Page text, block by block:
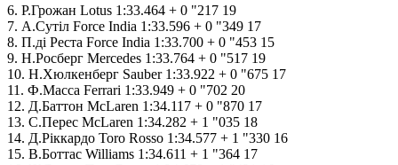
6. Р.Грожан Lotus 1:33.464 + 0 "217 19
7. А.Сутіл Force India 1:33.596 + 0 "349 17
8. П.ді Реста Force India 1:33.700 + 0 "453 15
9. Н.Росберг Mercedes 1:33.764 + 0 "517 19
10. Н.Хюлкенберг Sauber 1:33.922 + 0 "675 17
11. Ф.Масса Ferrari 1:33.949 + 0 "702 20
12. Д.Баттон McLaren 1:34.117 + 0 "870 17
13. С.Перес McLaren 1:34.282 + 1 "035 18
14. Д.Ріккардо Toro Rosso 1:34.577 + 1 "330 16
15. В.Боттас Williams 1:34.611 + 1 "364 17